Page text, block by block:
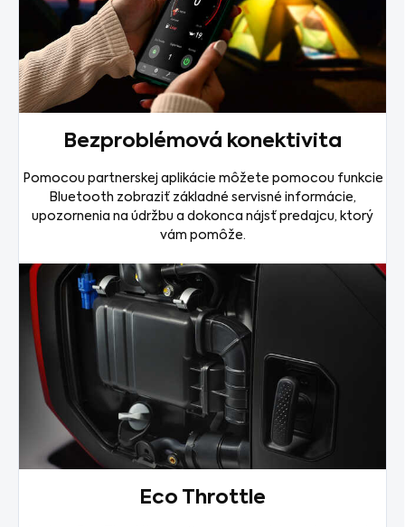
Bezproblémová konektivita
Pomocou partnerskej aplikácie môžete pomocou funkcie
Bluetooth zobraziť základné servisné informácie,
upozornenia na údržbu a dokonca nájsť predajcu, ktorý
vám pomôže.
Eco Throttle